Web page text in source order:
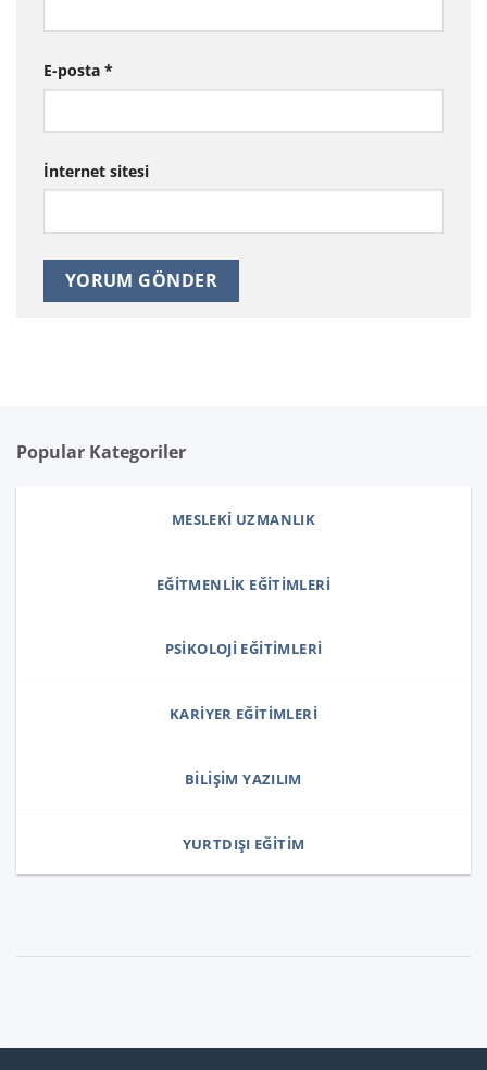
E-posta *
İnternet sitesi
Popular Kategoriler
MESLEKI UZMANLIK
EĞITMENLIK EĞITIMLERI
PSIKOLOJI EĞITIMLERI
KARIYER EĞITIMLERI
BILIŞIM YAZILIM
YURTDIŞI EĞITIM